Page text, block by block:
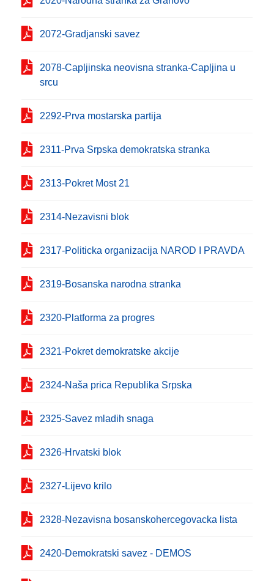
2072-Gradjanski savez
2078-Capljinska neovisna stranka-Capljina u
srcu
2292-Prva mostarska partija
2311-Prva Srpska demokratska stranka
2313-Pokret Most 21
2314-Nezavisni blok
2317-Politicka organizacija NAROD I PRAVDA
2319-Bosanska narodna stranka
2320-Platforma za progres
2321-Pokret demokratske akcije
2324-Naša prica Republika Srpska
2325-Savez mladih snaga
2326-Hrvatski blok
2327-Lijevo krilo
2328-Nezavisna bosanskohercegovacka lista
2420-Demokratski savez - DEMOS